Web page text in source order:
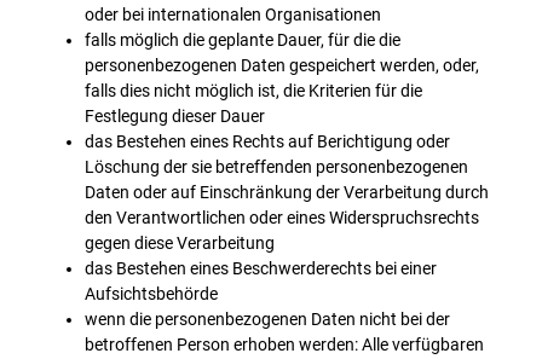
oder bei internationalen Organisationen
falls möglich die geplante Dauer, für die die
personenbezogenen Daten gespeichert werden, oder,
falls dies nicht möglich ist, die Kriterien für die
Festlegung dieser Dauer
das Bestehen eines Rechts auf Berichtigung oder
Löschung der sie betreffenden personenbezogenen
Daten oder auf Einschränkung der Verarbeitung durch
den Verantwortlichen oder eines Widerspruchsrechts
gegen diese Verarbeitung
das Bestehen eines Beschwerderechts bei einer
Aufsichtsbehörde
wenn die personenbezogenen Daten nicht bei der
betroffenen Person erhoben werden: Alle verfügbaren